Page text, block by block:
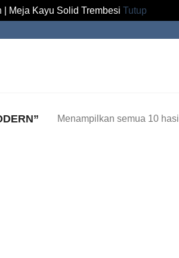
| Meja Kayu Solid Trembesi Tutup
Menampilkan semua 10 hasil